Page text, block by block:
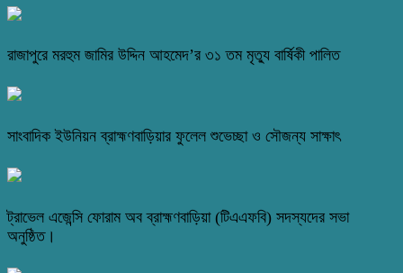
রাজাপুরে মরহুম জামির উদ্দিন আহমেদ’র ৩১ তম মৃত্যু বার্ষিকী পালিত
সাংবাদিক ইউনিয়ন ব্রাহ্মণবাড়িয়ার ফুলেল শুভেচ্ছা ও সৌজন্য সাক্ষাৎ
ট্রাভেল এজেন্সি ফোরাম অব ব্রাহ্মণবাড়িয়া (টিএএফবি) সদস্যদের সভা
অনুষ্ঠিত।